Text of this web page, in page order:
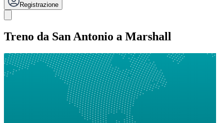
Registrazione
Treno da San Antonio a Marshall